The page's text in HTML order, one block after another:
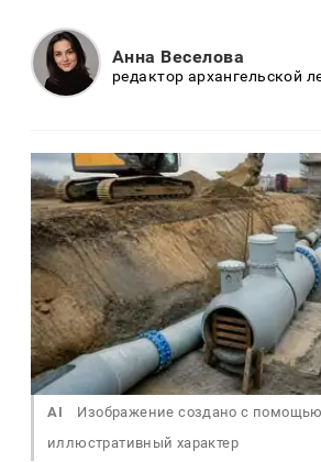
Анна Веселова
редактор архангельской
AI
Изображение создано с
иллюстративный характер